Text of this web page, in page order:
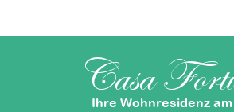
Casa
Ihre Wohnresidenz am